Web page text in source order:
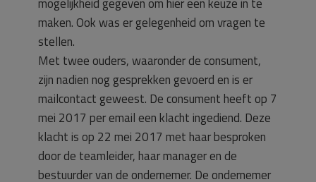
maken. Ook was er gelegenheid om vragen te
stellen.
Met twee ouders, waaronder de consument,
zijn nadien nog gesprekken gevoerd en is er
mailcontact geweest. De consument heeft op 7
mei 2017 per email een klacht ingediend. Deze
klacht is op 22 mei 2017 met haar besproken
door de teamleider, haar manager en de
bestuurder van de ondernemer. De ondernemer